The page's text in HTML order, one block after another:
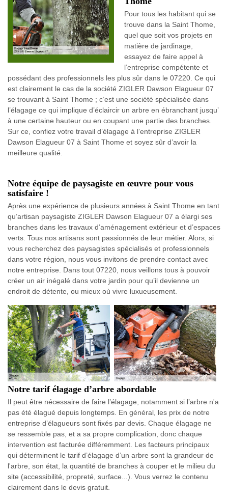
Pour tous les habitant qui se
trouve dans la Saint Thome,
quel que soit vos projets en
matière de jardinage,
essayez de faire appel à
l’entreprise compétente et
possédant des professionnels les plus sûr dans le 07220. Ce qui
est clairement le cas de la société ZIGLER Dawson Elagueur 07
se trouvant à Saint Thome ; c’est une société spécialisée dans
l’élagage ce qui implique d’éclaircir un arbre en ébranchant jusqu’
à une certaine hauteur ou en coupant une partie des branches.
Sur ce, confiez votre travail d’élagage à l’entreprise ZIGLER
Dawson Elagueur 07 à Saint Thome et soyez sûr d’avoir la
meilleure qualité.
Notre équipe de paysagiste en œuvre pour vous
satisfaire !
Après une expérience de plusieurs années à Saint Thome en tant
qu’artisan paysagiste ZIGLER Dawson Elagueur 07 a élargi ses
branches dans les travaux d’aménagement extérieur et d’espaces
verts. Tous nos artisans sont passionnés de leur métier. Alors, si
vous recherchez des paysagistes spécialisés et professionnels
dans votre région, nous vous invitons de prendre contact avec
notre entreprise. Dans tout 07220, nous veillons tous à pouvoir
créer un air inégalé dans votre jardin pour qu’il devienne un
endroit de détente, ou mieux où vivre luxueusement.
Notre tarif élagage d’arbre abordable
Il peut être nécessaire de faire l’élagage, notamment si l’arbre n'a
pas été élagué depuis longtemps. En général, les prix de notre
entreprise d’élagueurs sont fixés par devis. Chaque élagage ne
se ressemble pas, et a sa propre complication, donc chaque
intervention est facturée différemment. Les facteurs principaux
qui déterminent le tarif d’élagage d’un arbre sont la grandeur de
l'arbre, son état, la quantité de branches à couper et le milieu du
site (accessibilité, propreté, surface...). Vous verrez le contenu
clairement dans le devis gratuit.